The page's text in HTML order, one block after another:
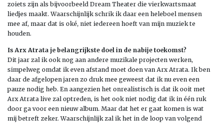
zoiets zijn als bijvoorbeeld Dream Theater die vierkwartsmaat
liedjes maakt. Waarschijnlijk schrik ik daar een heleboel mensen
mee af, maar dat is oké, niet iedereen hoeft van mijn muziek te
houden.
Is Arx Atrata je belangrijkste doel in de nabije toekomst?
Dit jaar zal ik ook nog aan andere muzikale projecten werken,
simpelweg omdat ik even afstand moet doen van Arx Atrata. Ik ben
daar de afgelopen jaren zo druk mee geweest dat ik nu even een
pauze nodig heb. En aangezien het onrealistisch is dat ik ooit met
Arx Atrata live zal optreden, is het ook niet nodig dat ik in één ruk
door ga voor een nieuw album. Maar dat het er gaat komen is wat
mij betreft zeker. Waarschijnlijk zal ik het in de loop van volgend